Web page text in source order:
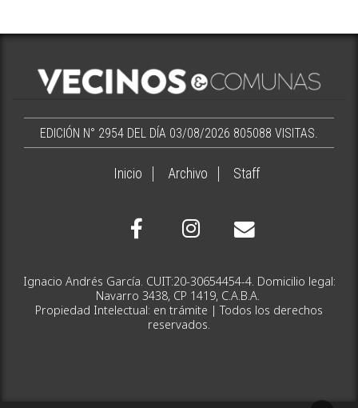
EDICIÓN N° 2954 DEL DÍA 03/08/2026 805088 VISITAS.
Inicio Archivo Staff
Ignacio Andrés García. CUIT:20-30654454-4. Domicilio legal:
Navarro 3438, CP 1419, C.A.B.A.
Propiedad Intelectual: en trámite | Todos los derechos
reservados.